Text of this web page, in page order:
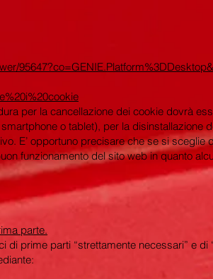
per la cancellazione dei cookie dovrà
o tablet), per la disinstallazione
E’ opportuno precisare che se si
funzionamento del sito web in quanto
parte.
prime parti “strettamente necessari” e di